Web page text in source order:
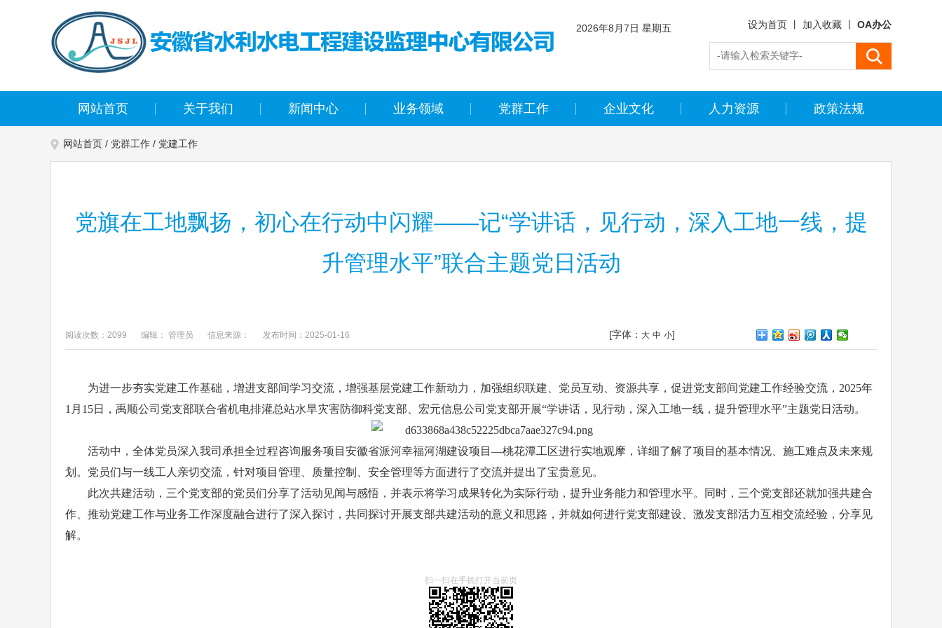
2026年8月7日 星期五
设为首页 加入收藏 OA办公
网站首页 关于我们 新闻中心 业务领域 党群工作 企业文化 人力资源 政策法规
网站首页 / 党群工作 / 党建工作
党旗在工地飘扬，初心在行动中闪耀——记“学讲话，见行动，深入工地一线，提
升管理水平”联合主题党日活动
阅读次数：2099 编辑： 管理员 信息来源： 发布时间：2025-01-16 [字体： 大 中 小]
为进一步夯实党建工作基础，增进支部间学习交流，增强基层党建工作新动力，加强组织联建、党员互动、资源共享，促进党支部间党建工作经验交流，2025年
1月15日，禹顺公司党支部联合省机电排灌总站水旱灾害防御科党支部、宏元信息公司党支部开展“学讲话，见行动，深入工地一线，提升管理水平”主题党日活动。
活动中，全体党员深入我司承担全过程咨询服务项目安徽省派河幸福河湖建设项目—桃花潭工区进行实地观摩，详细了解了项目的基本情况、施工难点及未来规
划。党员们与一线工人亲切交流，针对项目管理、质量控制、安全管理等方面进行了交流并提出了宝贵意见。
此次共建活动，三个党支部的党员们分享了活动见闻与感悟，并表示将学习成果转化为实际行动，提升业务能力和管理水平。同时，三个党支部还就加强共建合
作、推动党建工作与业务工作深度融合进行了深入探讨，共同探讨开展支部共建活动的意义和思路，并就如何进行党支部建设、激发支部活力互相交流经验，分享见
解。
扫一扫在手机打开当前页